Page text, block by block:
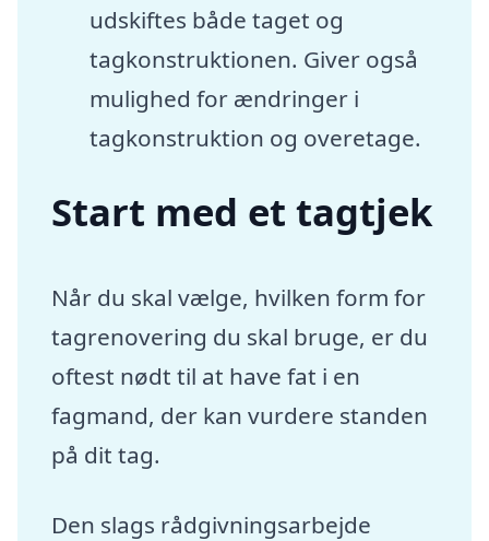
udskiftes både taget og
tagkonstruktionen. Giver også
mulighed for ændringer i
tagkonstruktion og overetage.
Start med et tagtjek
Når du skal vælge, hvilken form for
tagrenovering du skal bruge, er du
oftest nødt til at have fat i en
fagmand, der kan vurdere standen
på dit tag.
Den slags rådgivningsarbejde